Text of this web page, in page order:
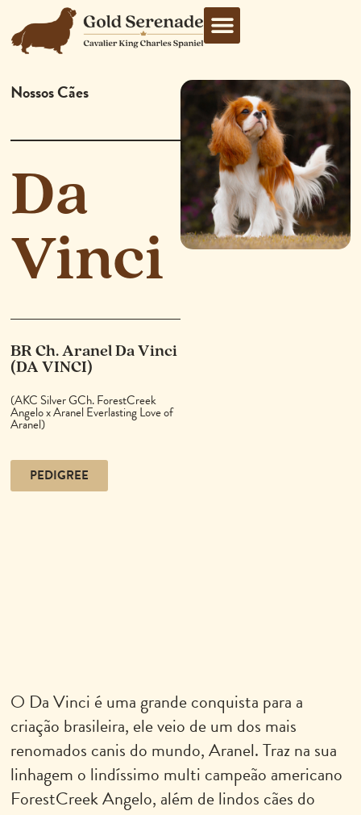
Nossos Cães
Da
Vinci
BR Ch. Aranel Da Vinci
(DA VINCI)
(AKC Silver GCh. ForestCreek
Angelo x Aranel Everlasting Love of
Aranel)
PEDIGREE
O Da Vinci é uma grande conquista para a
criação brasileira, ele veio de um dos mais
renomados canis do mundo, Aranel. Traz na sua
linhagem o lindíssimo multi campeão americano
ForestCreek Angelo, além de lindos cães do